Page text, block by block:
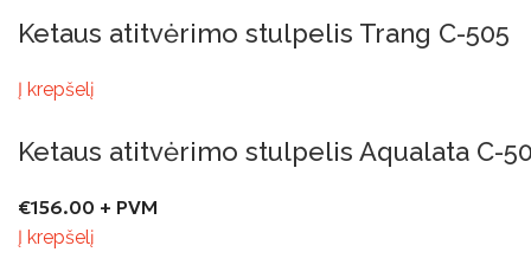
Ketaus atitvėrimo stulpelis Trang C-505
Į krepšelį
Ketaus atitvėrimo stulpelis Aqualata C-
€156.00 + PVM
Į krepšelį